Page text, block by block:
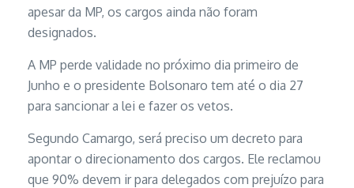
apesar da MP, os cargos ainda não foram
designados.
A MP perde validade no próximo dia primeiro de
Junho e o presidente Bolsonaro tem até o dia 27
para sancionar a lei e fazer os vetos.
Segundo Camargo, será preciso um decreto para
apontar o direcionamento dos cargos. Ele reclamou
que 90% devem ir para delegados com prejuízo para